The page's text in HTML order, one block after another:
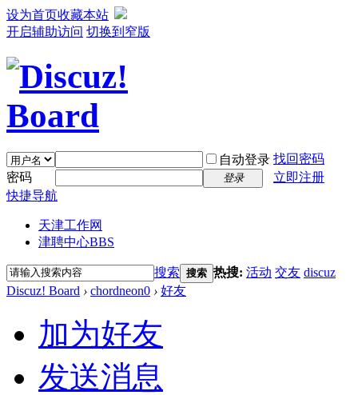
设为首页收藏本站
开启辅助访问 切换到窄版
自动登录 找回密码
密码
登录
立即注册
快捷导航
天津工作网
津聘中心BBS
搜索 搜索 热搜: 活动 交友 discuz
Discuz! Board › chordneon0 › 好友
加为好友
发送消息